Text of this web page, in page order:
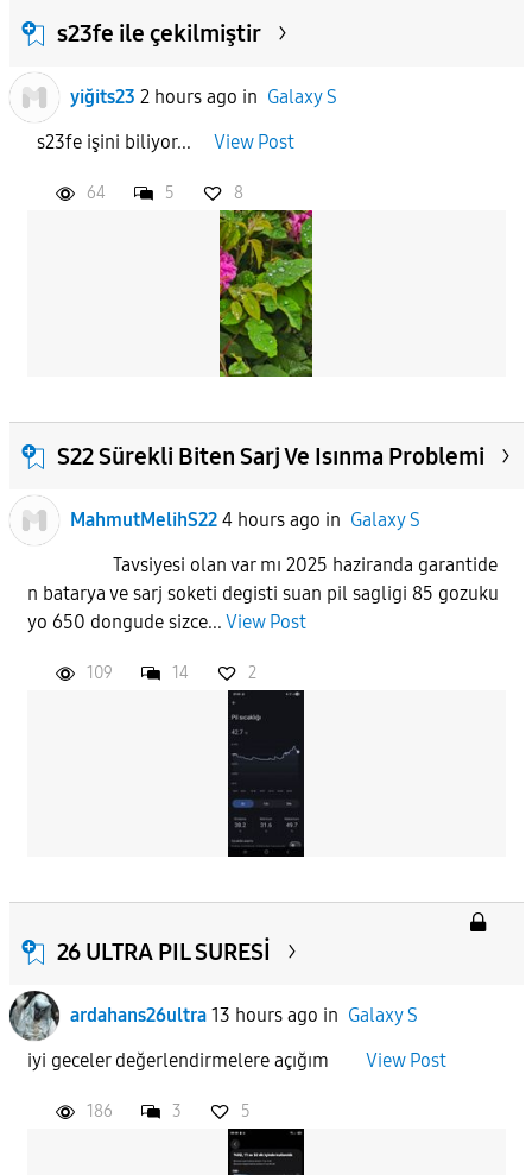
s23fe ile çekilmiştir
yiğits23 2 hours ago in Galaxy S
s23fe işini biliyor... View Post
64 5 8
S22 Sürekli Biten Sarj Ve Isınma Problemi
MahmutMelihS22 4 hours ago in Galaxy S
Tavsiyesi olan var mı 2025 haziranda garantide
n batarya ve sarj soketi degisti suan pil sagligi 85 gozuku
yo 650 dongude sizce... View Post
109 14 2
26 ULTRA PIL SURESİ
ardahans26ultra 13 hours ago in Galaxy S
iyi geceler değerlendirmelere açığım View Post
186 3 5